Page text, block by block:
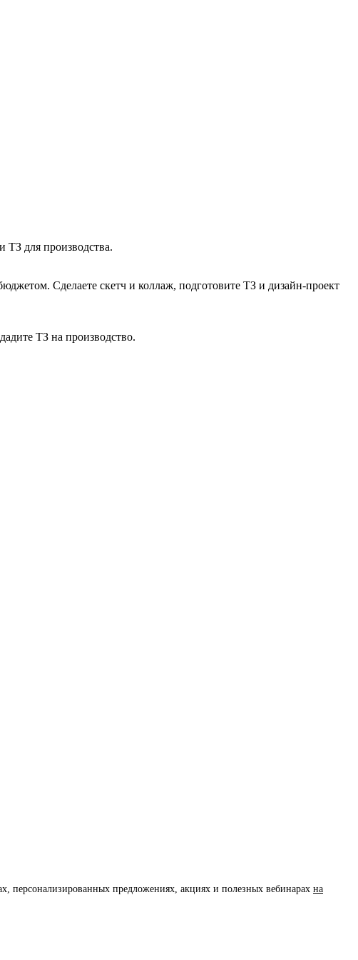
ТЗ для производства.
Сделаете скетч и коллаж, подготовите ТЗ и дизайн-проект
ТЗ на производство.
персонализированных предложениях, акциях и полезных вебинарах на